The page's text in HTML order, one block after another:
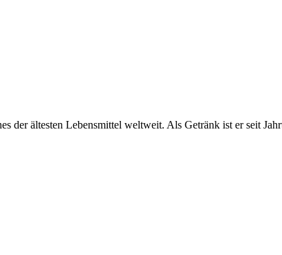
der ältesten Lebensmittel weltweit. Als Getränk ist er seit